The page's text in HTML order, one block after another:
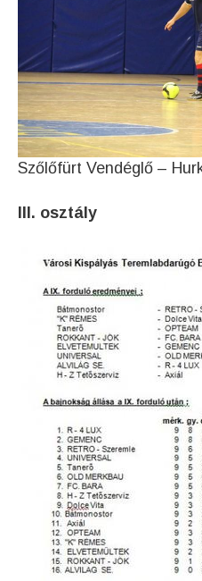
Szőlőfürt Vendéglő –
III. osztály